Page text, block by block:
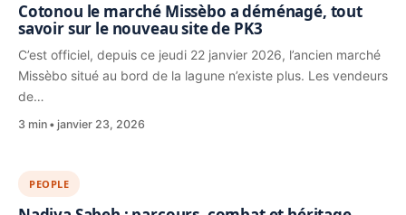
Cotonou le marché Missèbo a déménagé, tout
savoir sur le nouveau site de PK3
C’est officiel, depuis ce jeudi 22 janvier 2026, l’ancien marché
Missèbo situé au bord de la lagune n’existe plus. Les vendeurs
de…
3 min janvier 23, 2026
PEOPLE